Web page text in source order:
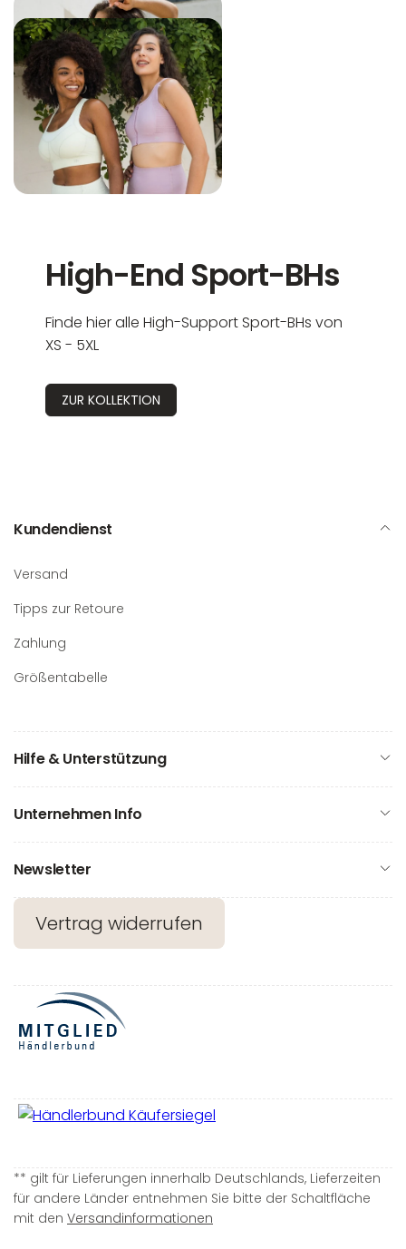
High-End Sport-BHs
Finde hier alle High-Support Sport-BHs von
XS - 5XL
ZUR KOLLEKTION
Kundendienst
Versand
Tipps zur Retoure
Zahlung
Größentabelle
Hilfe & Unterstützung
Unternehmen Info
Newsletter
Vertrag widerrufen
** gilt für Lieferungen innerhalb Deutschlands, Lieferzeiten
für andere Länder entnehmen Sie bitte der Schaltfläche
mit den Versandinformationen